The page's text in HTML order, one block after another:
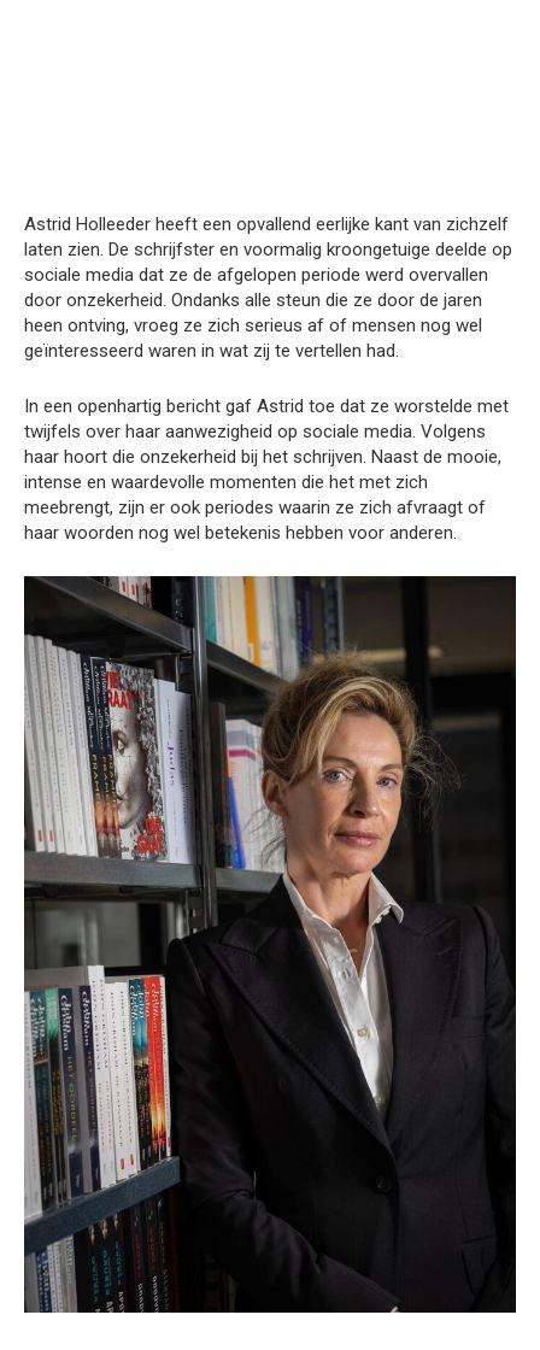
Astrid Holleeder heeft een opvallend eerlijke kant van zichzelf
laten zien. De schrijfster en voormalig kroongetuige deelde op
sociale media dat ze de afgelopen periode werd overvallen
door onzekerheid. Ondanks alle steun die ze door de jaren
heen ontving, vroeg ze zich serieus af of mensen nog wel
geïnteresseerd waren in wat zij te vertellen had.
In een openhartig bericht gaf Astrid toe dat ze worstelde met
twijfels over haar aanwezigheid op sociale media. Volgens
haar hoort die onzekerheid bij het schrijven. Naast de mooie,
intense en waardevolle momenten die het met zich
meebrengt, zijn er ook periodes waarin ze zich afvraagt of
haar woorden nog wel betekenis hebben voor anderen.